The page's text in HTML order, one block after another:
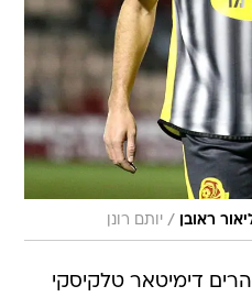
ראובן / יותם רונן
שהרים דימיטאר טלקיסקי